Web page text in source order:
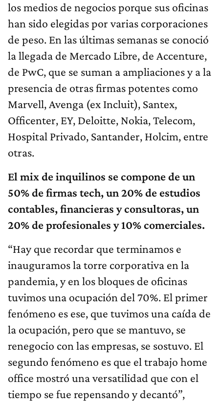
los medios de negocios porque sus oficinas
han sido elegidas por varias corporaciones
de peso. En las últimas semanas se conoció
la llegada de Mercado Libre, de Accenture,
de PwC, que se suman a ampliaciones y a la
presencia de otras firmas potentes como
Marvell, Avenga (ex Incluit), Santex,
Officenter, EY, Deloitte, Nokia, Telecom,
Hospital Privado, Santander, Holcim, entre
otras.
El mix de inquilinos se compone de un
50% de firmas tech, un 20% de estudios
contables, financieras y consultoras, un
20% de profesionales y 10% comerciales.
“Hay que recordar que terminamos e
inauguramos la torre corporativa en la
pandemia, y en los bloques de oficinas
tuvimos una ocupación del 70%. El primer
fenómeno es ese, que tuvimos una caída de
la ocupación, pero que se mantuvo, se
renegocio con las empresas, se sostuvo. El
segundo fenómeno es que el trabajo home
office mostró una versatilidad que con el
tiempo se fue repensando y decantó”,